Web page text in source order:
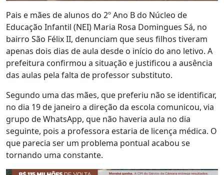
Pais e mães de alunos do 2º Ano B do Núcleo de
Educação Infantil (NEI) Maria Rosa Domingues Sá, no
bairro São Félix II, denunciam que seus filhos tiveram
apenas dois dias de aula desde o início do ano letivo. A
prefeitura confirmou a situação e justificou a ausência
das aulas pela falta de professor substituto.
Segundo uma das mães, que preferiu não se identificar,
no dia 19 de janeiro a direção da escola comunicou, via
grupo de WhatsApp, que não haveria aula no dia
seguinte, pois a professora estaria de licença médica. O
que parecia ser um problema pontual acabou se
tornando uma constante.